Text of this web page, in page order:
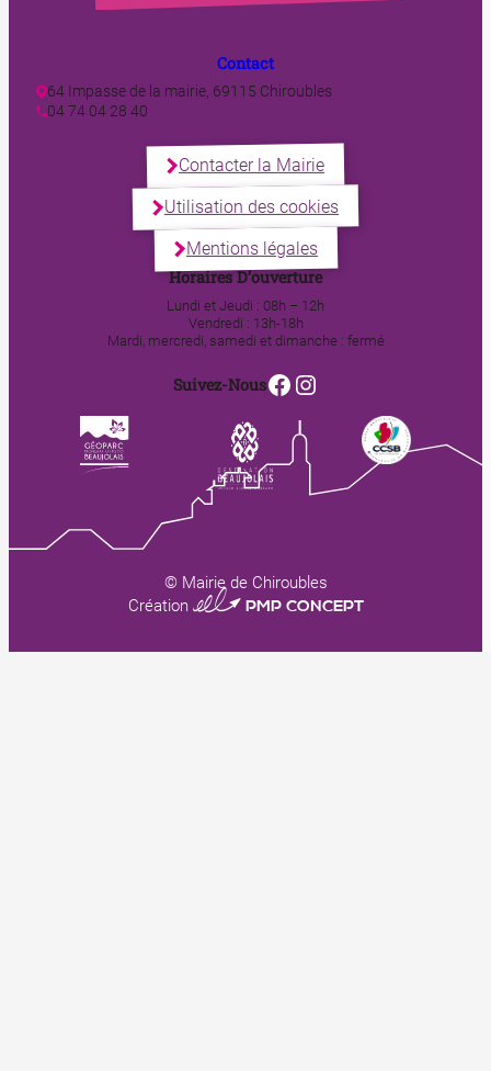
Contact
64 Impasse de la mairie, 69115 Chiroubles
04 74 04 28 40
Contacter la Mairie
Utilisation des cookies
Mentions légales
Horaires D’ouverture
Lundi et Jeudi : 08h – 12h
Vendredi : 13h-18h
Mardi, mercredi, samedi et dimanche : fermé
Suivez-NousFacebook
Instagram
© Mairie de Chiroubles
Création 0123 PMP CONCEPT